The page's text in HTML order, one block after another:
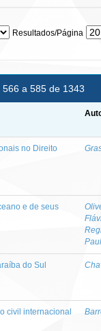
Resultados/Página
a 585 de 1343
no Direito
e de seus
do Sul
civil internacional